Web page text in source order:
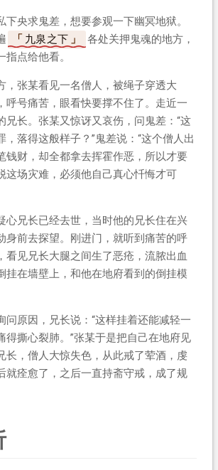
下央求鬼差，想要参观一下幽冥地狱。
九泉之下
各处关押鬼魂的地方，
点给他看。
，张某看见一名僧人，被绳子穿透大
呼号痛苦，眼看快要撑不住了。走近一
兄长。张某又惊讶又哀伤，问鬼差：“这
，落得这般样子？”鬼差说：“这个僧人出
钱财，却全都拿去挥霍作恶，所以才要
这场灾难，必须他自己真心忏悔才可
心兄长已经去世，当时他的兄长住在兴
身前去探望。刚进门，就听到痛苦的呼
看见兄长大腿之间生了恶疮，流脓出血
挂在墙壁上，和他在地府看到的倒挂模
问原因，兄长说：“这样挂着还能减轻一
得撕心裂肺。”张某于是把自己在地府见
长，僧人大惊失色，从此戒了荤酒，虔
就痊愈了，之后一直持斋守戒，成了规